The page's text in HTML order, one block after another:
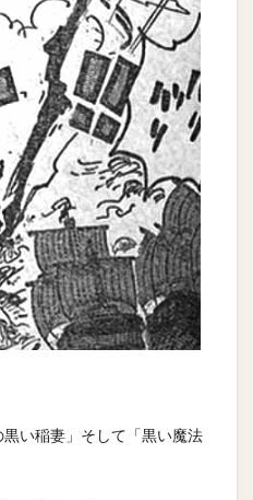
い稲妻」そして「黒い魔法